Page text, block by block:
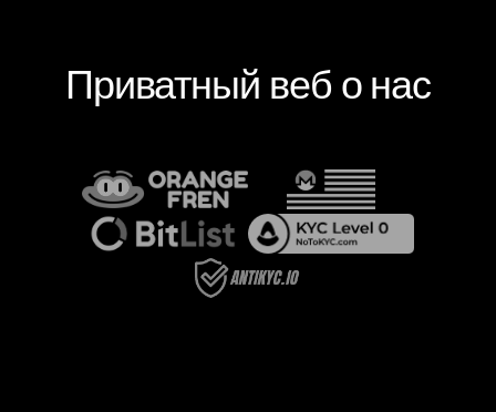
Приватный веб о нас